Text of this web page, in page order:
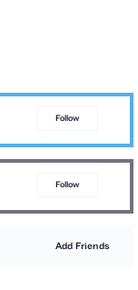
Follow
Follow
Add Friends